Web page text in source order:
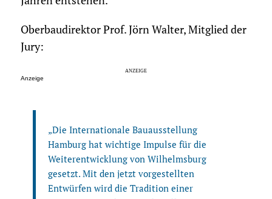
Oberbaudirektor Prof. Jörn Walter, Mitglied der
Jury:
Anzeige
„Die Internationale Bauausstellung
Hamburg hat wichtige Impulse für die
Weiterentwicklung von Wilhelmsburg
gesetzt. Mit den jetzt vorgestellten
Entwürfen wird die Tradition einer